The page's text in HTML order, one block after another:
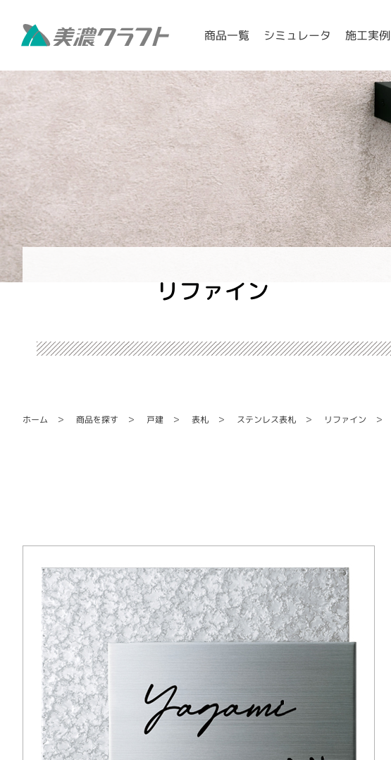
商品一覧 シミュレータ 施工実例
リファイン
ホーム 商品を探す 戸建 表札 ステンレス表札 リファイン